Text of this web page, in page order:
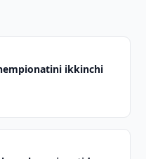
ikkinchi